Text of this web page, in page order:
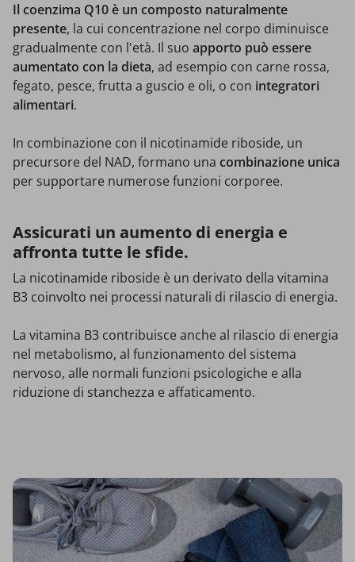
Il coenzima Q10 è un composto naturalmente
presente, la cui concentrazione nel corpo diminuisce
gradualmente con l'età. Il suo apporto può essere
aumentato con la dieta, ad esempio con carne rossa,
fegato, pesce, frutta a guscio e oli, o con integratori
alimentari.
In combinazione con il nicotinamide riboside, un
precursore del NAD, formano una combinazione unica
per supportare numerose funzioni corporee.
Assicurati un aumento di energia e
affronta tutte le sfide.
La nicotinamide riboside è un derivato della vitamina
B3 coinvolto nei processi naturali di rilascio di energia.
La vitamina B3 contribuisce anche al rilascio di energia
nel metabolismo, al funzionamento del sistema
nervoso, alle normali funzioni psicologiche e alla
riduzione di stanchezza e affaticamento.